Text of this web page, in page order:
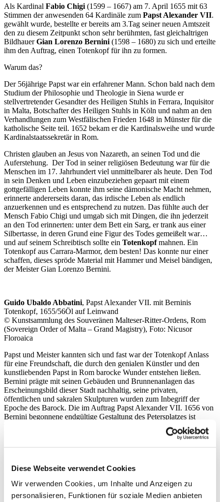
Diese Webseite verwendet Cookies
Wir verwenden Cookies, um Inhalte und Anzeigen zu
personalisieren, Funktionen für soziale Medien anbieten
Als Kardinal Fabio Chigi (1599 – 1667) am 7. April 1655 mit 63
Stimmen der anwesenden 64 Kardinäle zum Papst Alexander VII.
gewählt wurde, bestellte er bereits am 3.Tag seiner neuen Amtszeit
den zu diesem Zeitpunkt schon sehr berühmten, fast gleichaltrigen
BildhauerGian Lorenzo Bernini (1598 – 1680) zu sich und erteilte
ihm den Auftrag, einen Totenkopf für ihn zu formen.
Warum das?
Der 56jährige Papst war ein erfahrener Mann. Schon bald nach dem
Studium der Philosophie und Theologie in Siena wurde er
stellvertretender Gesandter des Heiligen Stuhls in Ferrara, Inquisitor
in Malta, Botschafter des Heiligen Stuhls in Köln und nahm an den
Verhandlungen zum Westfälischen Frieden 1648 in Münster für die
katholische Seite teil. 1652 bekam er die Kardinalsweihe und wurde
Kardinalstaatssekretär in Rom.
Christen glauben an Jesus von Nazareth, an seinen Tod und die
Auferstehung. Der Tod in seiner religiösen Bedeutung war für die
Menschen im 17. Jahrhundert viel unmittelbarer als heute. Den Tod
in sein Denken und Leben einzubeziehen gepaart mit einem
gottgefälligen Leben konnte ihm seine dämonische Macht nehmen,
erinnerte andererseits daran, das irdische Leben als endlich
anzuerkennen und es entsprechend zu nutzen. Das fühlte auch der
Mensch Fabio Chigi und umgab sich mit Dingen, die ihn jederzeit
an den Tod erinnerten: unter dem Bett ein Sarg, er trank aus einer
Silbertasse, in deren Grund eine Figur des Todes gemeißelt war…
und auf seinem Schreibtisch sollte ein Totenkopfmahnen. Ein
Totenkopf aus Carrara-Marmor, dem besten! Das konnte nur einer
schaffen, dieses spröde Material mit Hammer und Meisel bändigen,
der Meister Gian Lorenzo Bernini.
Guido Ubaldo Abbatini, Papst Alexander VII. mit Berninis
Totenkopf, 1655/56Öl auf Leinwand
© Kunstsammlung des Souveränen Malteser-Ritter-Ordens, Rom
(Sovereign Order of Malta – Grand Magistry), Foto: Nicusor
Floroaica
Papst und Meister kannten sich und fast war der Totenkopf Anlass
für eine Freundschaft, die durch den genialen Künstler und den
kunstliebenden Papst in Rom barocke Wunder entstehen ließen.
Bernini prägte mit seinen Gebäuden und Brunnenanlagen das
Erscheinungsbild dieser Stadt nachhaltig, seine privaten,
öffentlichen und sakralen Skulpturen wurden zum Inbegriff der
Epoche des Barock. Die im Auftrag Papst Alexander VII. 1656 von
Bernini begonnene endgültige Gestaltung des Petersplatzes ist
vielleicht das bedeutendste Beispiel für das großartige, ja pompöse
Raumgefühl architektonischer Gestaltung in der Zeit des Barock.
Giovanni Ranzoni und François Collignon,
© Kupferstich-Kabinett, Staatliche Kunstsammlungen Dresden,
Foto: Andreas Diesend